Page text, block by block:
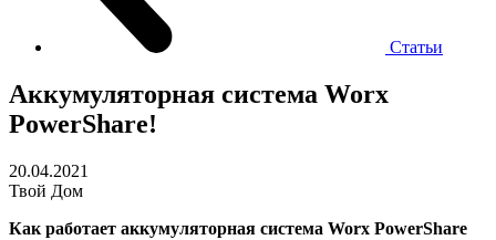
Статьи
Аккумуляторная система Worx
PowerShare!
20.04.2021
Твой Дом
Как работает аккумуляторная система Worx PowerShare